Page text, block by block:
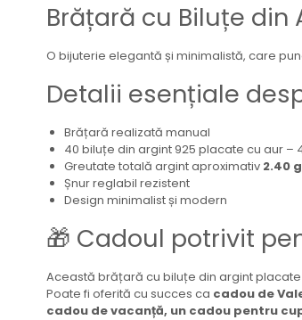
Brățară cu Biluțe din
O bijuterie elegantă și minimalistă, care
Detalii esențiale
Brățară realizată manual
40 biluțe din argint 925 placate cu aur –
Greutate totală argint aproximativ 2.40 g
Șnur reglabil rezistent
Design minimalist și modern
🎁 Cadoul potrivit
Această brățară cu biluțe din argint
Poate fi oferită cu succes ca cadou de
cadou de vacanță, un cadou pentru